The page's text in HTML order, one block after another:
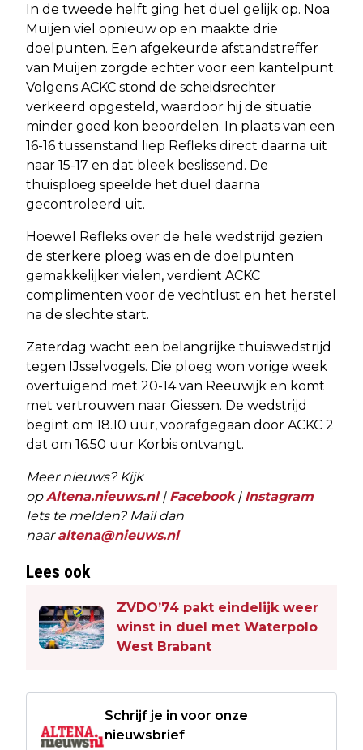
In de tweede helft ging het duel gelijk op. Noa
Muijen viel opnieuw op en maakte drie
doelpunten. Een afgekeurde afstandstreffer
van Muijen zorgde echter voor een kantelpunt.
Volgens ACKC stond de scheidsrechter
verkeerd opgesteld, waardoor hij de situatie
minder goed kon beoordelen. In plaats van een
16-16 tussenstand liep Refleks direct daarna uit
naar 15-17 en dat bleek beslissend. De
thuisploeg speelde het duel daarna
gecontroleerd uit.
Hoewel Refleks over de hele wedstrijd gezien
de sterkere ploeg was en de doelpunten
gemakkelijker vielen, verdient ACKC
complimenten voor de vechtlust en het herstel
na de slechte start.
Zaterdag wacht een belangrijke thuiswedstrijd
tegen IJsselvogels. Die ploeg won vorige week
overtuigend met 20-14 van Reeuwijk en komt
met vertrouwen naar Giessen. De wedstrijd
begint om 18.10 uur, voorafgegaan door ACKC 2
dat om 16.50 uur Korbis ontvangt.
Meer nieuws? Kijk
opAltena.nieuws.nl| Facebook| Instagram
Iets te melden? Mail dan
naaraltena@nieuws.nl
Lees ook
ZVDO’74 pakt eindelijk weer
winst in duel met Waterpolo
West Brabant
Schrijf je in voor onze
nieuwsbrief